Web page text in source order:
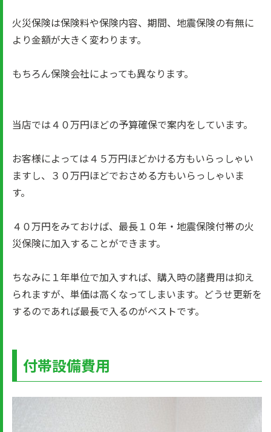
火災保険は保険料や保険内容、期間、地震保険の有無に
より金額が大きく変わります。
もちろん保険会社によっても異なります。
当店では４０万円ほどの予算確保で案内をしています。
お客様によっては４５万円ほどかける方もいらっしゃい
ますし、３０万円ほどでおさめる方もいらっしゃいま
す。
４０万円をみておけば、最長１０年・地震保険付帯の火
災保険に加入することができます。
ちなみに１年単位で加入すれば、購入時の諸費用は抑え
られますが、単価は高くなってしまいます。どうせ更新を
するのであれば最長で入るのがベストです。
付帯設備費用